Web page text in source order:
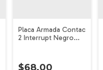
Placa Armada Contac
2 Interrupt Negro
$68.00